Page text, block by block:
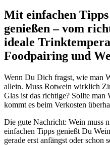
Mit einfachen
genießen – vom
ideale
Foodpairing und
Wenn Du Dich fragst, wie man
allein. Muss Rotwein wirklich
Glas ist das richtige? Sollte
kommt es beim Verkosten
Die gute Nachricht: Wein muss
einfachen Tipps genießt Du
gerade erst anfängst oder schon